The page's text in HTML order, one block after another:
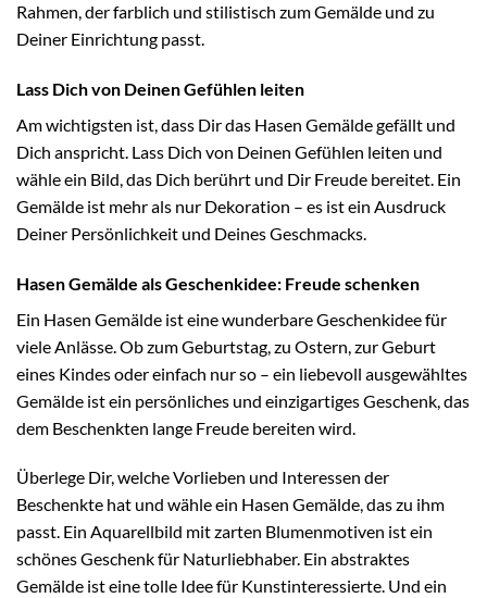
Rahmen, der farblich und stilistisch zum Gemälde und zu
Deiner Einrichtung passt.
Lass Dich von Deinen Gefühlen leiten
Am wichtigsten ist, dass Dir das Hasen Gemälde gefällt und
Dich anspricht. Lass Dich von Deinen Gefühlen leiten und
wähle ein Bild, das Dich berührt und Dir Freude bereitet. Ein
Gemälde ist mehr als nur Dekoration – es ist ein Ausdruck
Deiner Persönlichkeit und Deines Geschmacks.
Hasen Gemälde als Geschenkidee: Freude schenken
Ein Hasen Gemälde ist eine wunderbare Geschenkidee für
viele Anlässe. Ob zum Geburtstag, zu Ostern, zur Geburt
eines Kindes oder einfach nur so – ein liebevoll ausgewähltes
Gemälde ist ein persönliches und einzigartiges Geschenk, das
dem Beschenkten lange Freude bereiten wird.
Überlege Dir, welche Vorlieben und Interessen der
Beschenkte hat und wähle ein Hasen Gemälde, das zu ihm
passt. Ein Aquarellbild mit zarten Blumenmotiven ist ein
schönes Geschenk für Naturliebhaber. Ein abstraktes
Gemälde ist eine tolle Idee für Kunstinteressierte. Und ein